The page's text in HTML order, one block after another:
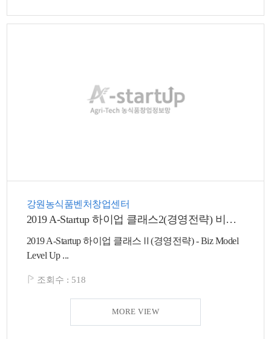
강원농식품벤처창업센터
2019 A-Startup 하이업 클래스2(경영전략) 비즈모델 레벨업(기본/심화) 교육 안내
2019 A-Startup 하이업 클래스Ⅱ(경영전략) - Biz Model
Level Up ...
조회수 : 518
MORE VIEW